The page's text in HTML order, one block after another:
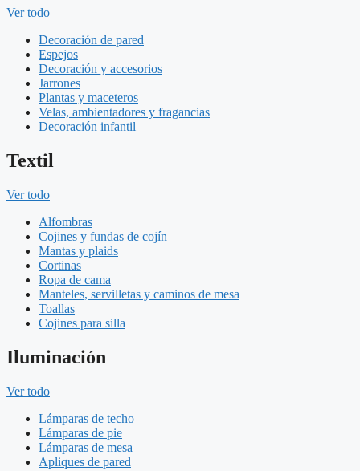
Ver todo
Decoración de pared
Espejos
Decoración y accesorios
Jarrones
Plantas y maceteros
Velas, ambientadores y fragancias
Decoración infantil
Textil
Ver todo
Alfombras
Cojines y fundas de cojín
Mantas y plaids
Cortinas
Ropa de cama
Manteles, servilletas y caminos de mesa
Toallas
Cojines para silla
Iluminación
Ver todo
Lámparas de techo
Lámparas de pie
Lámparas de mesa
Apliques de pared